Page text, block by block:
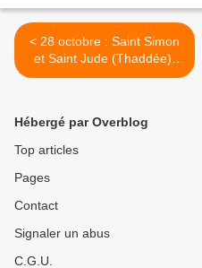
< 28 octobre : Saint Simon
et Saint Jude (Thaddée),
apôtres
Hébergé par Overblog
Top articles
Pages
Contact
Signaler un abus
C.G.U.